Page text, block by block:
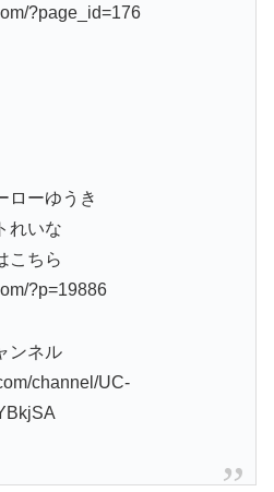
?page_id=176
ローゆうき
れいな
こちら
?p=19886
ンネル
channel/UC-